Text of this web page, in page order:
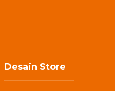
Desain Store